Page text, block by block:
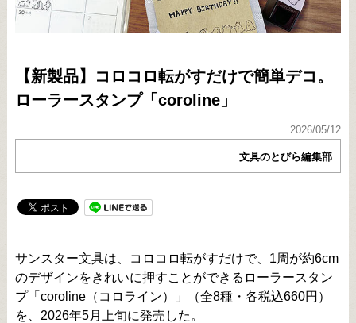
【新製品】コロコロ転がすだけで簡単デコ。
ローラースタンプ「coroline」
2026/05/12
文具のとびら編集部
サンスター文具は、コロコロ転がすだけで、1周が約6cm
のデザインをきれいに押すことができるローラースタン
プ「 coroline（コロライン）
」（全8種・各税込660円）
を、2026年5月上旬に発売した。